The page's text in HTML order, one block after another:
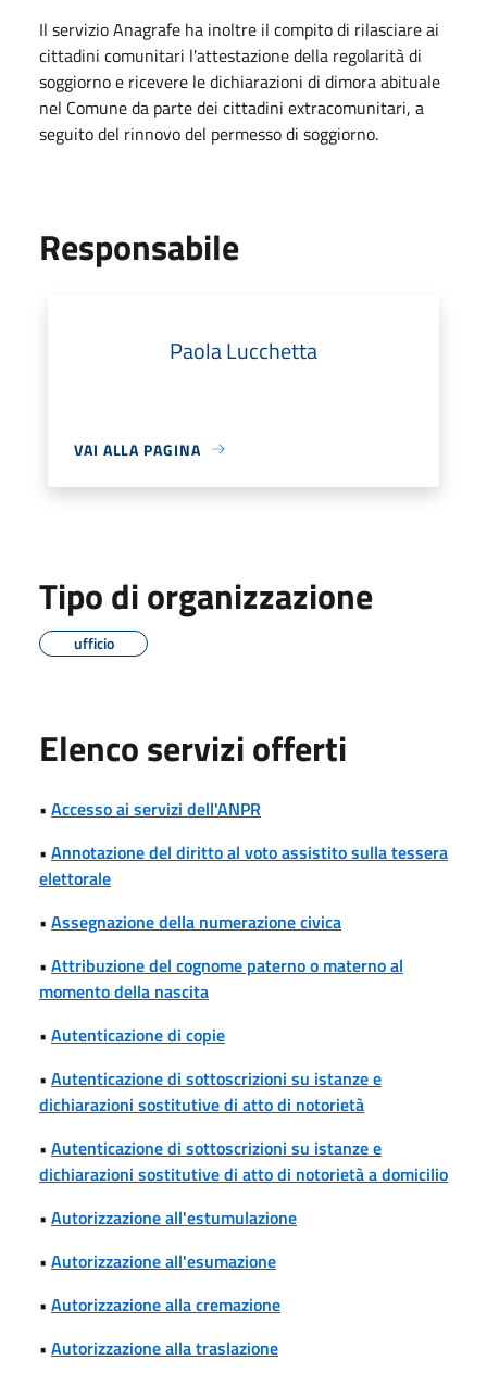
Il servizio Anagrafe ha inoltre il compito di rilasciare ai
cittadini comunitari l'attestazione della regolarità di
soggiorno e ricevere le dichiarazioni di dimora abituale
nel Comune da parte dei cittadini extracomunitari, a
seguito del rinnovo del permesso di soggiorno.
Responsabile
Paola Lucchetta
VAI ALLA PAGINA
Tipo di organizzazione
ufficio
Elenco servizi offerti
• Accesso ai servizi dell'ANPR
• Annotazione del diritto al voto assistito sulla tessera
elettorale
• Assegnazione della numerazione civica
• Attribuzione del cognome paterno o materno al
momento della nascita
• Autenticazione di copie
• Autenticazione di sottoscrizioni su istanze e
dichiarazioni sostitutive di atto di notorietà
• Autenticazione di sottoscrizioni su istanze e
dichiarazioni sostitutive di atto di notorietà a domicilio
• Autorizzazione all'estumulazione
• Autorizzazione all'esumazione
• Autorizzazione alla cremazione
• Autorizzazione alla traslazione